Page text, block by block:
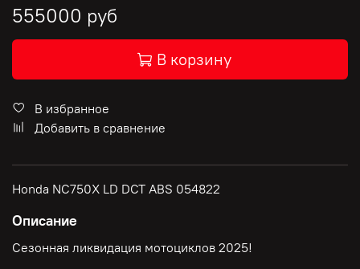
555000 руб
В корзину
В избранное
Добавить в сравнение
Honda NC750X LD DCT ABS 054822
Описание
Сезонная ликвидация мотоциклов 2025!